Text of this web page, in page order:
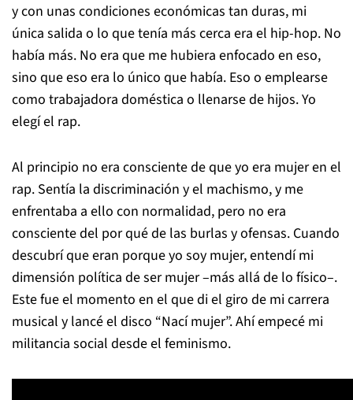
y con unas condiciones económicas tan duras, mi
única salida o lo que tenía más cerca era el hip-hop. No
había más. No era que me hubiera enfocado en eso,
sino que eso era lo único que había. Eso o emplearse
como trabajadora doméstica o llenarse de hijos. Yo
elegí el rap.
Al principio no era consciente de que yo era mujer en el
rap. Sentía la discriminación y el machismo, y me
enfrentaba a ello con normalidad, pero no era
consciente del por qué de las burlas y ofensas. Cuando
descubrí que eran porque yo soy mujer, entendí mi
dimensión política de ser mujer –más allá de lo físico–.
Este fue el momento en el que di el giro de mi carrera
musical y lancé el disco “Nací mujer”. Ahí empecé mi
militancia social desde el feminismo.